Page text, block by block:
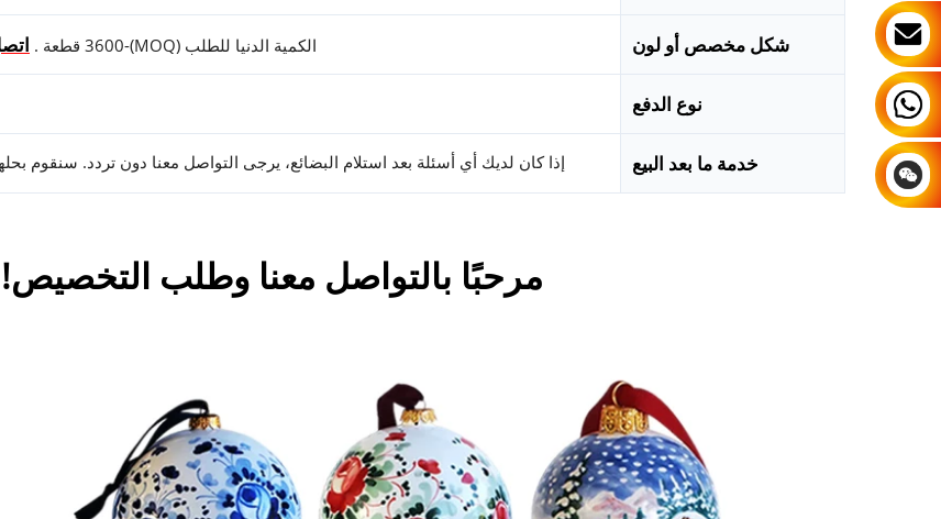
شكل مخصص أو لون الكمية الدنيا للطلب (MOQ)-3600 قطعة .
نوع الدفع
خدمة ما بعد البيع إذا كان لديك أي أسئلة بعد استلام البضائع، يرجى التواصل معنا دون تردد. سنقوم
مرحبًا بالتواصل معنا وطلب التخصيص!